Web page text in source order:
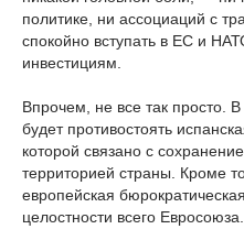
политике, ни ассоциаций с
спокойно вступать в ЕС и
инвестициям.
Впрочем, не все так просто.
будет противостоять
которой связано с
территорией страны. Кроме
европейская
целостности всего Евросоюза.